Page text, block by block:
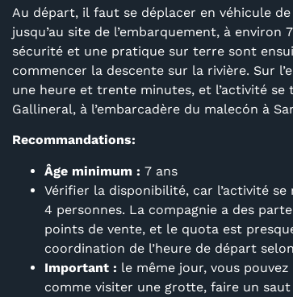
Au départ, il faut se déplacer en véhicule
jusqu’au site de l’embarquement, à environ
sécurité et une pratique sur terre sont
commencer la descente sur la rivière. Sur
une heure et trente minutes, et l’activité se
Gallineral, à l’embarcadère du malecón à
Recommandations:
Âge minimum : 7 ans
Vérifier la disponibilité, car l’activité
4 personnes. La compagnie a des
points de vente, et le quota est
coordination de l’heure de départ
Important : le même jour, vous
comme visiter une grotte, faire un